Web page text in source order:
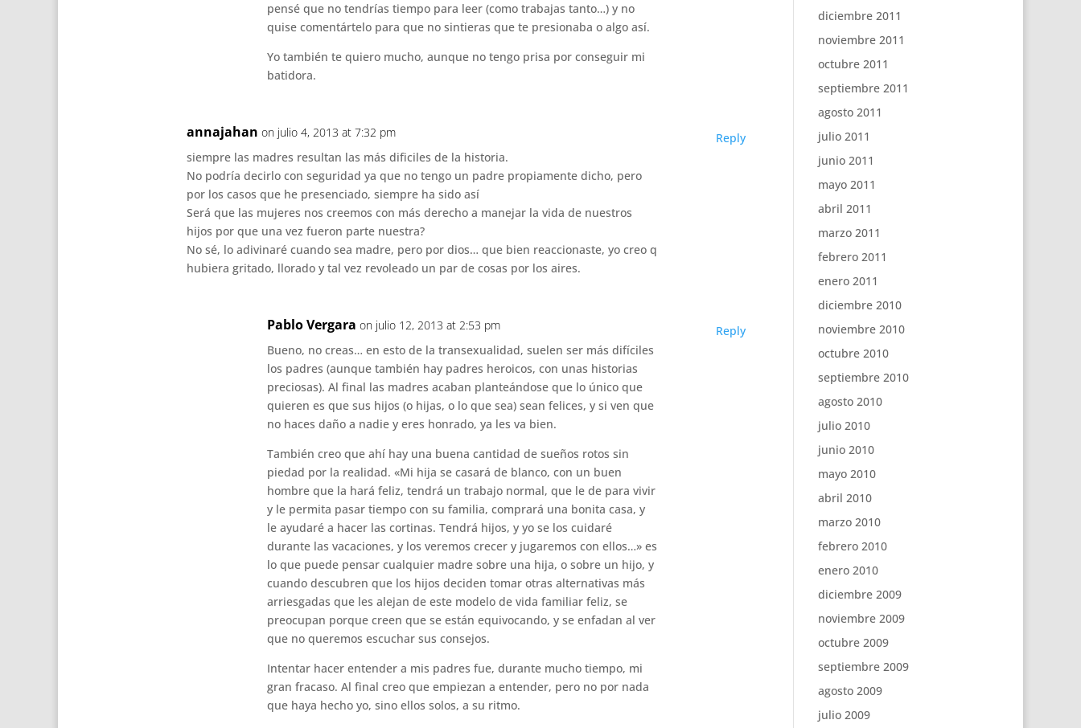
pensé que no tendrías tiempo para leer (como trabajas tanto…) y no
quise comentártelo para que no sintieras que te presionaba o algo así.
Yo también te quiero mucho, aunque no tengo prisa por conseguir mi
batidora.
annajahan on julio 4, 2013 at 7:32 pm
siempre las madres resultan las más dificiles de la historia.
No podría decirlo con seguridad ya que no tengo un padre propiamente dicho, pero
por los casos que he presenciado, siempre ha sido así
Será que las mujeres nos creemos con más derecho a manejar la vida de nuestros
hijos por que una vez fueron parte nuestra?
No sé, lo adivinaré cuando sea madre, pero por dios… que bien reaccionaste, yo creo q
hubiera gritado, llorado y tal vez revoleado un par de cosas por los aires.
Reply
Pablo Vergara on julio 12, 2013 at 2:53 pm
Bueno, no creas… en esto de la transexualidad, suelen ser más difíciles
los padres (aunque también hay padres heroicos, con unas historias
preciosas). Al final las madres acaban planteándose que lo único que
quieren es que sus hijos (o hijas, o lo que sea) sean felices, y si ven que
no haces daño a nadie y eres honrado, ya les va bien.
También creo que ahí hay una buena cantidad de sueños rotos sin
piedad por la realidad. «Mi hija se casará de blanco, con un buen
hombre que la hará feliz, tendrá un trabajo normal, que le de para vivir
y le permita pasar tiempo con su familia, comprará una bonita casa, y
le ayudaré a hacer las cortinas. Tendrá hijos, y yo se los cuidaré
durante las vacaciones, y los veremos crecer y jugaremos con ellos…» es
lo que puede pensar cualquier madre sobre una hija, o sobre un hijo, y
cuando descubren que los hijos deciden tomar otras alternativas más
arriesgadas que les alejan de este modelo de vida familiar feliz, se
preocupan porque creen que se están equivocando, y se enfadan al ver
que no queremos escuchar sus consejos.
Intentar hacer entender a mis padres fue, durante mucho tiempo, mi
gran fracaso. Al final creo que empiezan a entender, pero no por nada
que haya hecho yo, sino ellos solos, a su ritmo.
Reply
diciembre 2011
noviembre 2011
octubre 2011
septiembre 2011
agosto 2011
julio 2011
junio 2011
mayo 2011
abril 2011
marzo 2011
febrero 2011
enero 2011
diciembre 2010
noviembre 2010
octubre 2010
septiembre 2010
agosto 2010
julio 2010
junio 2010
mayo 2010
abril 2010
marzo 2010
febrero 2010
enero 2010
diciembre 2009
noviembre 2009
octubre 2009
septiembre 2009
agosto 2009
julio 2009